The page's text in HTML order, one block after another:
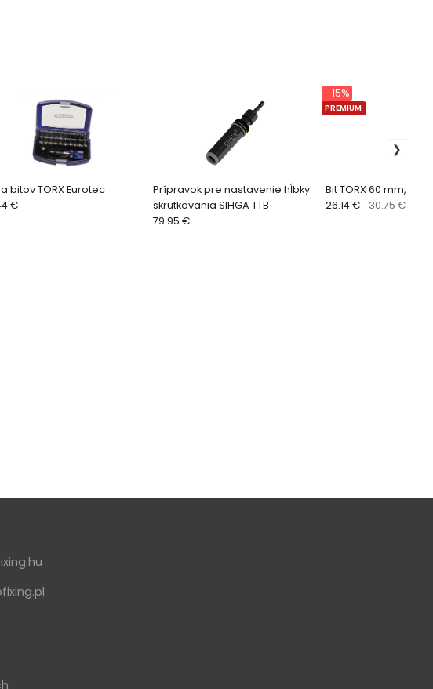
bitov TORX Eurotec
€
Prípravok pre nastavenie hĺbky
skrutkovania SIHGA TTB
79.95 €
Bit TORX 60 mm,
PREMIUM
- 15%
26.14 € 30.75 €